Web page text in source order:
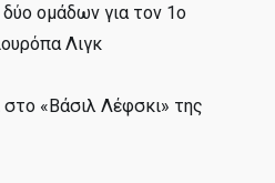
ομάδων για τον 1ο
Λιγκ
στο «Βάσιλ Λέφσκι» της